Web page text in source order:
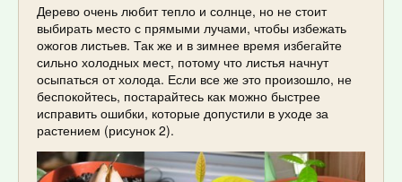
Дерево очень любит тепло и солнце, но не стоит
выбирать место с прямыми лучами, чтобы избежать
ожогов листьев. Так же и в зимнее время избегайте
сильно холодных мест, потому что листья начнут
осыпаться от холода. Если все же это произошло, не
беспокойтесь, постарайтесь как можно быстрее
исправить ошибки, которые допустили в уходе за
растением (рисунок 2).